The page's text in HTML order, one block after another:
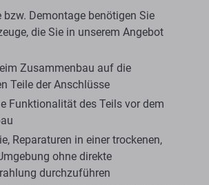
Demontage benötigen Sie
die Sie in unserem Angebot
Zusammenbau auf die
Teile der Anschlüsse
Funktionalität des Teils vor dem
Reparaturen in einer trockenen,
ohne direkte
durchzuführen